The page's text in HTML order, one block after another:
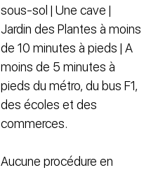
sous-sol | Une cave |
Jardin des Plantes à moins
de 10 minutes à pieds | A
moins de 5 minutes à
pieds du métro, du bus F1,
des écoles et des
commerces.
Aucune procédure en